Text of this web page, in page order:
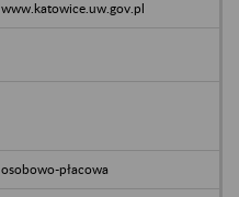
www.katowice.uw.gov.pl
osobowo-płacowa